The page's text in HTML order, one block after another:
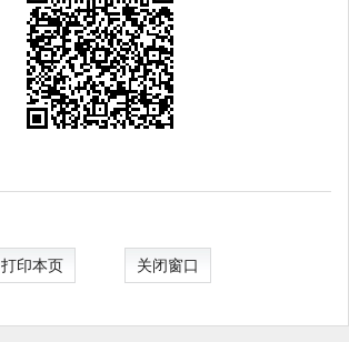
打印本页 关闭窗口